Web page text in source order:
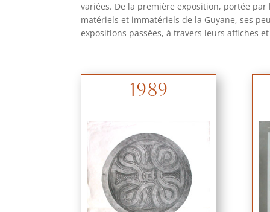
variées. De la première exposition, portée
matériels et immatériels de la Guyane, ses
expositions passées, à travers leurs affiches
1989